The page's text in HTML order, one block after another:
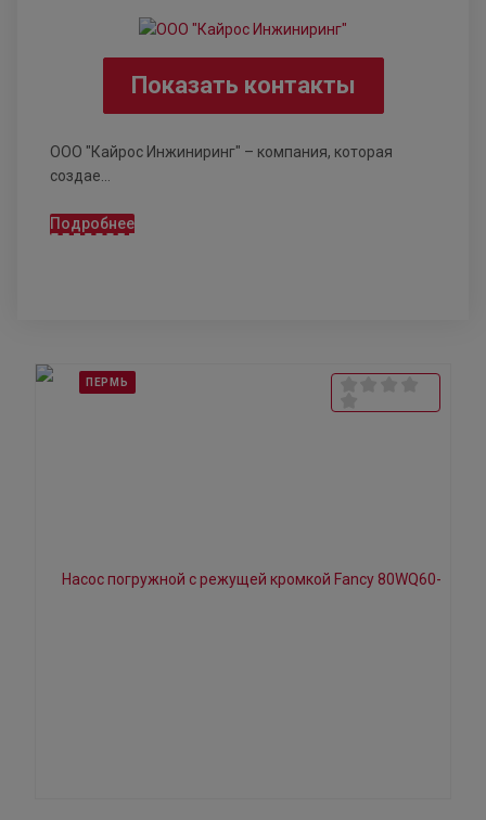
Показать контакты
ООО "Кайрос Инжиниринг" – компания, которая
создае...
Подробнее
ПЕРМЬ